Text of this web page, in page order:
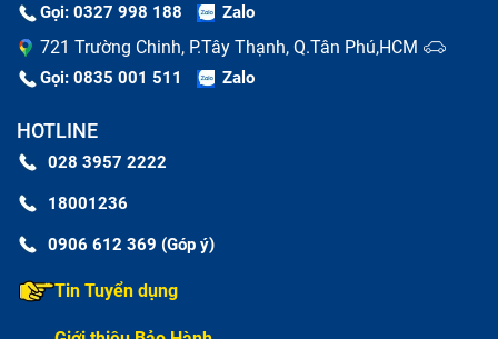
Gọi: 0327 998 188 Zalo
721 Trường Chinh, P.Tây Thạnh, Q.Tân Phú,HCM
Gọi: 0835 001 511 Zalo
HOTLINE
028 3957 2222
18001236
0906 612 369 (Góp ý)
Tin Tuyển dụng